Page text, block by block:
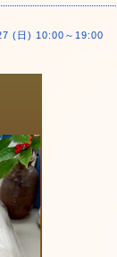
(日) 10:00～19:00